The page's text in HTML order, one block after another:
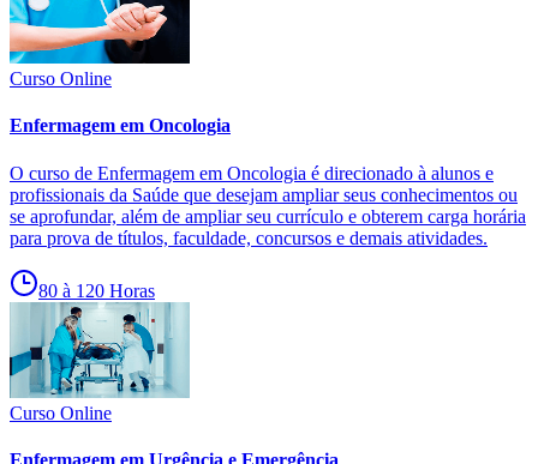
Curso Online
Enfermagem em Oncologia
O curso de Enfermagem em Oncologia é direcionado à alunos e
profissionais da Saúde que desejam ampliar seus conhecimentos ou
se aprofundar, além de ampliar seu currículo e obterem carga horária
para prova de títulos, faculdade, concursos e demais atividades.
80 à 120 Horas
Curso Online
Enfermagem em Urgência e Emergência